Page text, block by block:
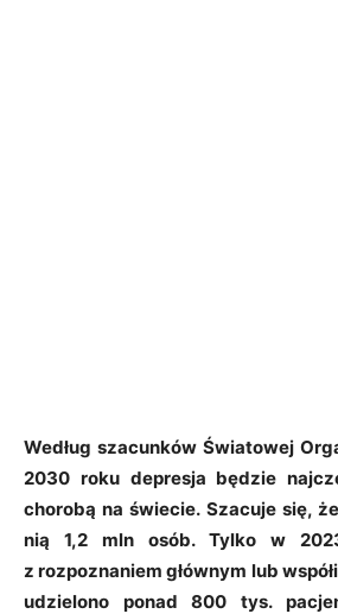
Według szacunków Światowej
2030 roku depresja będzie
chorobą na świecie. Szacuje się,
nią 1,2 mln osób. Tylko w
z rozpoznaniem głównym lub
udzielono ponad 800 tys.